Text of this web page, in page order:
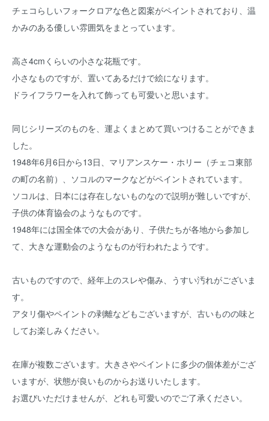
チェコらしいフォークロアな色と図案がペイントされており、温
かみのある優しい雰囲気をまとっています。
高さ4cmくらいの小さな花瓶です。
小さなものですが、置いてあるだけで絵になります。
ドライフラワーを入れて飾っても可愛いと思います。
同じシリーズのものを、運よくまとめて買いつけることができま
した。
1948年6月6日から13日、マリアンスケー・ホリー（チェコ東部
の町の名前）、ソコルのマークなどがペイントされています。
ソコルは、日本には存在しないものなので説明が難しいですが、
子供の体育協会のようなものです。
1948年には国全体での大会があり、子供たちが各地から参加し
て、大きな運動会のようなものが行われたようです。
古いものですので、経年上のスレや傷み、うすい汚れがございま
す。
アタリ傷やペイントの剥離などもございますが、古いものの味と
してお楽しみください。
在庫が複数ございます。大きさやペイントに多少の個体差がござ
いますが、状態が良いものからお送りいたします。
お選びいただけませんが、どれも可愛いのでご了承ください。